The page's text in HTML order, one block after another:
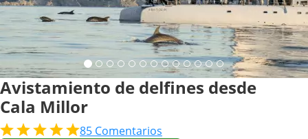
Avistamiento de delfines desde
Cala Millor
85 Comentarios